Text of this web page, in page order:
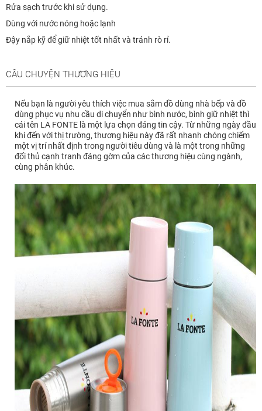
Rửa sạch trước khi sử dụng.
Dùng với nước nóng hoặc lạnh
Đậy nắp kỹ để giữ nhiệt tốt nhất và tránh rò rỉ.
CÂU CHUYỆN THƯƠNG HIỆU
Nếu bạn là người yêu thích việc mua sắm đồ dùng nhà bếp và đồ
dùng phục vụ nhu cầu di chuyển như bình nước, bình giữ nhiệt thì
cái tên LA FONTE là một lựa chọn đáng tin cậy. Từ những ngày đầu
khi đến với thị trường, thương hiệu này đã rất nhanh chóng chiếm
một vị trí nhất định trong người tiêu dùng và là một trong những
đối thủ cạnh tranh đáng gờm của các thương hiệu cùng ngành,
cùng phân khúc.